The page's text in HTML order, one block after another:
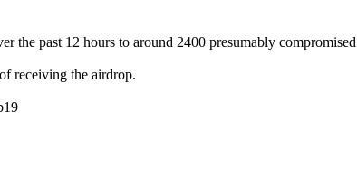
the past 12 hours to around 2400 presumably
receiving the airdrop.